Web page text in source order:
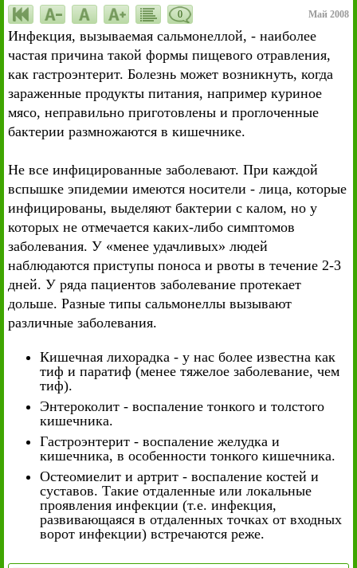
0 Май 2008
Инфекция, вызываемая сальмонеллой, - наиболее
частая причина такой формы пищевого отравления,
как гастроэнтерит. Болезнь может возникнуть, когда
зараженные продукты питания, например куриное
мясо, неправильно приготовлены и проглоченные
бактерии размножаются в кишечнике.
Не все инфицированные заболевают. При каждой
вспышке эпидемии имеются носители - лица, которые
инфицированы, выделяют бактерии с калом, но у
которых не отмечается каких-либо симптомов
заболевания. У «менее удачливых» людей
наблюдаются приступы поноса и рвоты в течение 2-3
дней. У ряда пациентов заболевание протекает
дольше. Разные типы сальмонеллы вызывают
различные заболевания.
Кишечная лихорадка - у нас более известна как
тиф и паратиф (менее тяжелое заболевание, чем
тиф).
Энтероколит - воспаление тонкого и толстого
кишечника.
Гастроэнтерит - воспаление желудка и
кишечника, в особенности тонкого кишечника.
Остеомиелит и артрит - воспаление костей и
суставов. Такие отдаленные или локальные
проявления инфекции (т.е. инфекция,
развивающаяся в отдаленных точках от входных
ворот инфекции) встречаются реже.